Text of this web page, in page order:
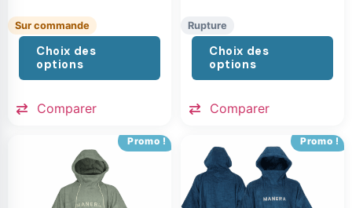
Sur commande
Choix des
options
Comparer
Rupture
Choix des
options
Comparer
Promo ! Promo !